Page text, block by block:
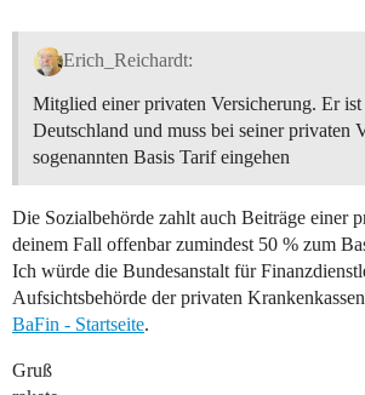
Erich_Reichardt:
Mitglied einer privaten Versicherung. Er
Deutschland und muss bei seiner privaten
sogenannten Basis Tarif eingehen
Die Sozialbehörde zahlt auch Beiträge einer
deinem Fall offenbar zumindest 50 % zum
Ich würde die Bundesanstalt für
Aufsichtsbehörde der privaten
BaFin - Startseite.
Gruß